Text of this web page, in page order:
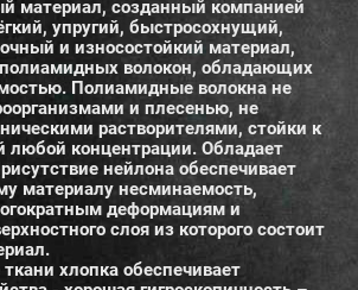
материал, созданный компанией
упругий, быстросохнущий,
и износостойкий материал,
волокон, обладающих
Полиамидные волокна не
и плесенью, не
растворителями, стойки к
любой концентрации. Обладает
нейлона обеспечивает
материалу несминаемость,
деформациям и
слоя из которого состоит
хлопка обеспечивает